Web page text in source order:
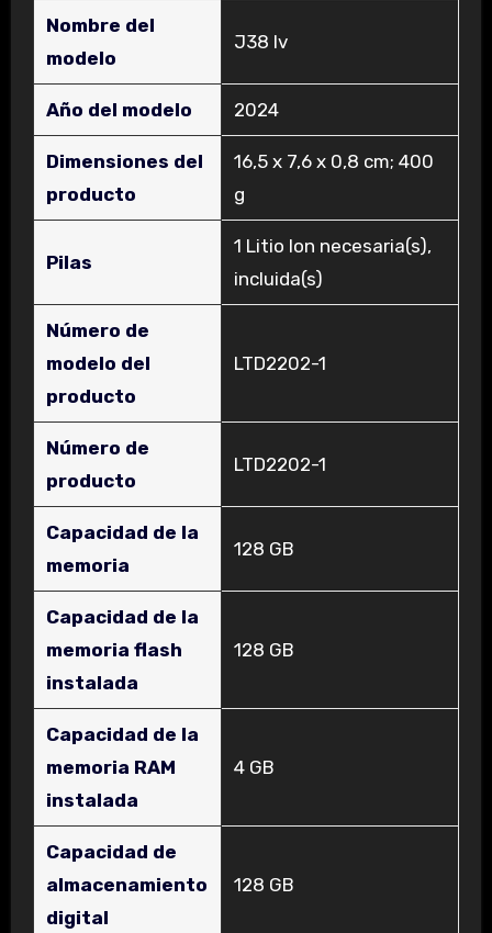
Nombre del
modelo
‎J38 lv
Año del modelo ‎2024
Dimensiones del
producto
‎16,5 x 7,6 x 0,8 cm; 400
g
Pilas
‎1 Litio Ion necesaria(s),
incluida(s)
Número de
modelo del
producto
‎LTD2202-1
Número de
producto
‎LTD2202-1
Capacidad de la
memoria
‎128 GB
Capacidad de la
memoria flash
instalada
‎128 GB
Capacidad de la
memoria RAM
instalada
‎4 GB
Capacidad de
almacenamiento
digital
‎128 GB